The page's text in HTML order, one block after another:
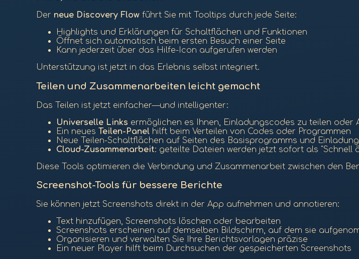
Der neue Discovery Flow führt Sie mit Tooltips durch jede Seite:
Highlights und Erklärungen für Schaltflächen und Funktionen
Öffnet sich automatisch beim ersten Besuch einer Seite
Kann jederzeit über das Hilfe-Icon aufgerufen werden
Unterstützung ist jetzt in das Erlebnis selbst integriert.
Teilen und Zusammenarbeiten leicht gemacht
Das Teilen ist jetzt einfacher—und intelligenter:
Universelle Links ermöglichen es Ihnen, Einladungscodes zu teilen oder
Ein neues Teilen-Panel hilft beim Verteilen von Codes oder Programmen
Neue Teilen-Schaltflächen auf Seiten des Basisprogramms und
Cloud-Zusammenarbeit: geteilte Dateien werden jetzt sofort als "Schnell
Diese Tools optimieren die Verbindung und Zusammenarbeit zwischen den
Screenshot-Tools für bessere Berichte
Sie können jetzt Screenshots direkt in der App aufnehmen und annotieren:
Text hinzufügen, Screenshots löschen oder bearbeiten
Screenshots erscheinen auf demselben Bildschirm, auf dem sie
Organisieren und verwalten Sie Ihre Berichtsvorlagen präzise
Ein neuer Player hilft beim Durchsuchen der gespeicherten Screenshots